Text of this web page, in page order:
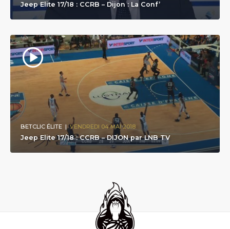
Jeep Elite 17/18 : CCRB – Dijon : La Conf’
BETCLIC ÉLITE |VENDREDI 04 MAI 2018
Jeep Elite 17/18 : CCRB – DIJON par LNB TV